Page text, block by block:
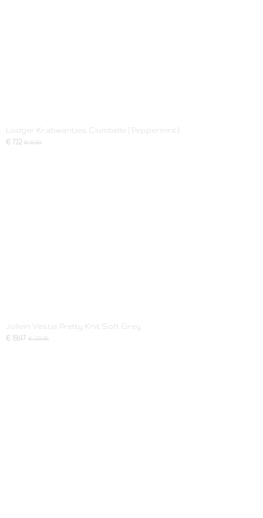
Lodger Krabwantjes Ciumbelle [ Peppermint ]
€ 7,12 € 8,90
Jollein Vestje Pretty Knit Soft Grey
€ 19,47 € 29,95